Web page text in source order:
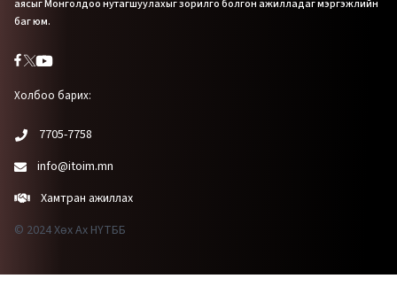
аясыг Монголдоо нутагшуулахыг зорилго болгон ажилладаг мэргэжлийн
баг юм.
Холбоо барих:
7705-7758
info@itoim.mn
Хамтран ажиллах
© 2024 Хөх Ах НҮТББ